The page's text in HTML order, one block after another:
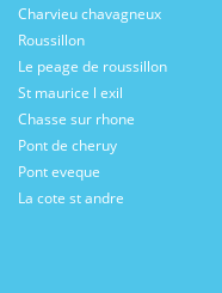
Charvieu chavagneux
Roussillon
Le peage de roussillon
St maurice l exil
Chasse sur rhone
Pont de cheruy
Pont eveque
La cote st andre